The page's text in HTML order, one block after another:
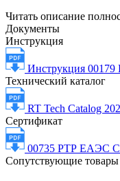
Читать описание
Документы
Инструкция
Инструкция
Технический каталог
RT Tech Catalog
Сертификат
00735 РТР ЕАЭС
Сопутствующие товары